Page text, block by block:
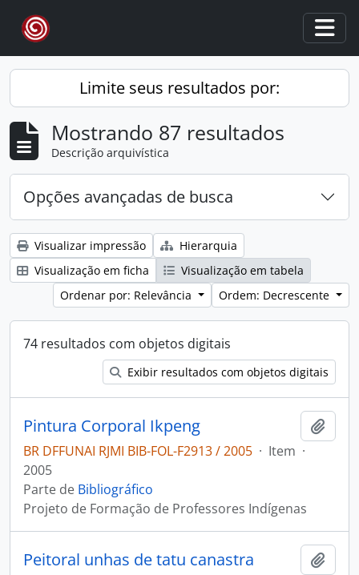
Skip to main content
Limite seus resultados por:
Mostrando 87 resultados
Descrição arquivística
Opções avançadas de busca
Visualizar impressão
Hierarquia
Visualização em ficha
Visualização em tabela
Ordenar por: Relevância
Ordem: Decrescente
74 resultados com objetos digitais
Exibir resultados com objetos digitais
Pintura Corporal Ikpeng
BR DFFUNAI RJMI BIB-FOL-F2913 / 2005 · Item ·
2005
Parte de Bibliográfico
Projeto de Formação de Professores Indígenas
Peitoral unhas de tatu canastra